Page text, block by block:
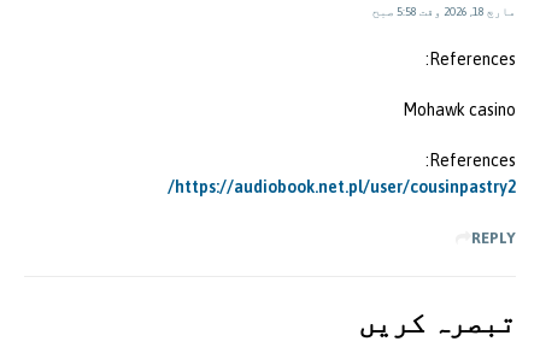
مارچ 18, 2026 وقت 5:58 صبح
References:
Mohawk casino
References:
https://audiobook.net.pl/user/cousinpastry2/
REPLY
تبصرہ کريں